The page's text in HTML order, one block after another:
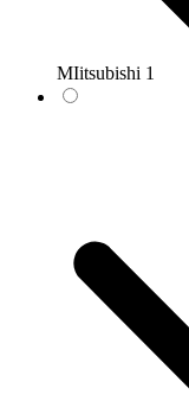
MIitsubishi 1